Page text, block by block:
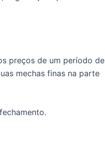
preços de um período de
mechas finas na parte